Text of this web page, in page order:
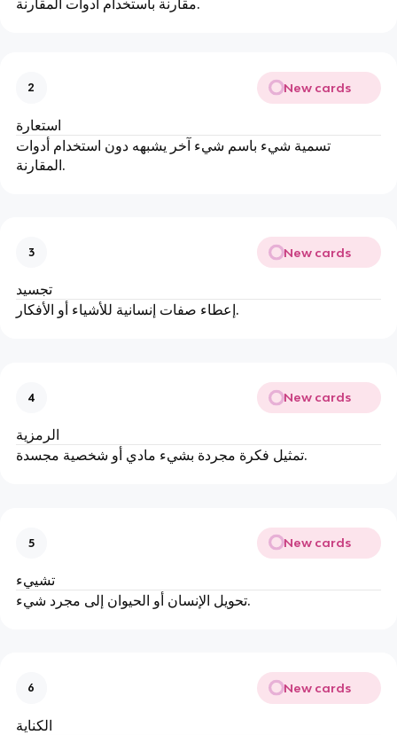
مقارنة باستخدام أدوات المقارنة.
2 New cards
استعارة
تسمية شيء باسم شيء آخر يشبهه دون استخدام أدوات
المقارنة.
3 New cards
تجسيد
إعطاء صفات إنسانية للأشياء أو الأفكار.
4 New cards
الرمزية
تمثيل فكرة مجردة بشيء مادي أو شخصية مجسدة.
5 New cards
تشييء
تحويل الإنسان أو الحيوان إلى مجرد شيء.
6 New cards
الكناية